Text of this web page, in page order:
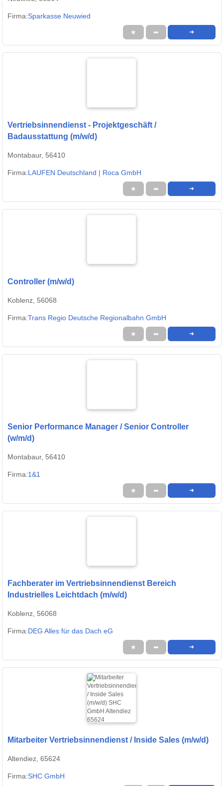
Firma:Sparkasse Neuwied
★ ➦ ➜
Vertriebsinnendienst - Projektgeschäft /
Badausstattung (m/w/d)
Montabaur, 56410
Firma:LAUFEN Deutschland | Roca GmbH
★ ➦ ➜
Controller (m/w/d)
Koblenz, 56068
Firma:Trans Regio Deutsche Regionalbahn GmbH
★ ➦ ➜
Senior Performance Manager / Senior Controller
(w/m/d)
Montabaur, 56410
Firma:1&1
★ ➦ ➜
Fachberater im Vertriebsinnendienst Bereich
Industrielles Leichtdach (m/w/d)
Koblenz, 56068
Firma:DEG Alles für das Dach eG
★ ➦ ➜
Mitarbeiter Vertriebsinnendienst / Inside Sales (m/w/d)
Altendiez, 65624
Firma:SHC GmbH